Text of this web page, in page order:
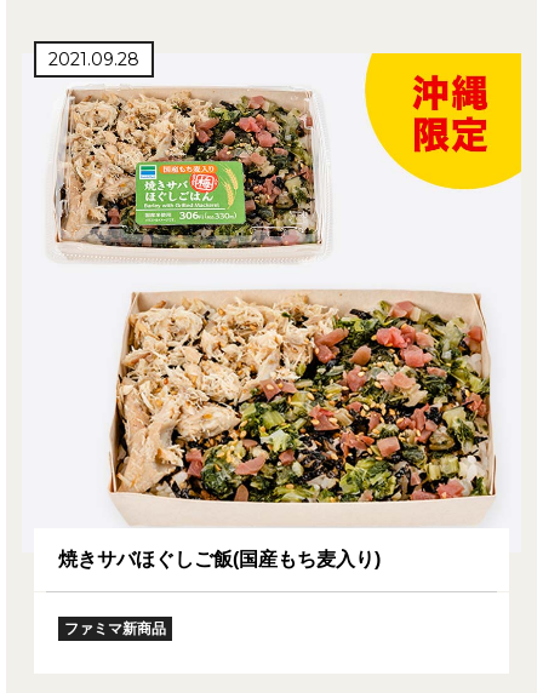
2021.09.28
焼きサバほぐしご飯(国産もち麦入り)
ファミマ新商品